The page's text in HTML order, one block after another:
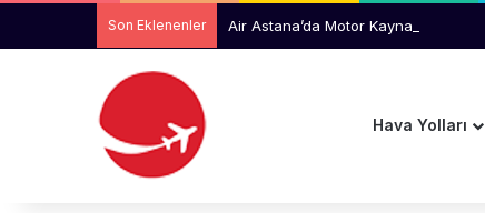
Son Eklenenler Air Astana’da Motor Kaynaklı
Hava Yolları